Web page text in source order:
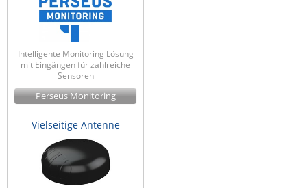
Sunbird
Tactical Software
TEKTELIC
Teltonika
Unwired Networks
Vision
WATTECO
Westermo
Yuasa
Intelligente Monitoring Lösung
mit Eingängen für zahlreiche
Sensoren
Perseus Monitoring
Vielseitige Antenne